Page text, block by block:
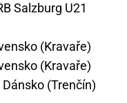
Salzburg U21
(Kravaře)
(Kravaře)
(Trenčín)